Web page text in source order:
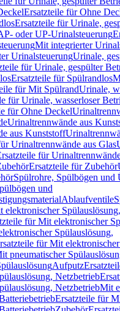
Ersatzteile für Ohne
Ersatzteile für Urinale,
oder UP-Urinalsteuerung
Mit integrierter
UrinalsteuerungUrinale,
für Urinale, gespülter
Ersatzteile für Spülrandlos
für Mit SpülrandUrinale,
für Urinale, wasserloser
für Ohne Deckel
Urinaltrennwände aus
aus Kunststoff
Urinaltrennwände aus Glas
für
Ersatzteile für Zubehör
Spülrohre, Spülbögen und
und
Ablaufventile
elektronischer Spülauslösung,
für Mit elektronischer
Spülauslösung,
für Mit
pneumatischer
Aufputz
Netzbetrieb
NetzbetriebMit
Ersatzteile für